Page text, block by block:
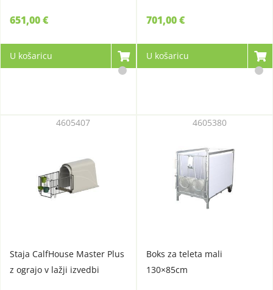
651,00 €
U košaricu
701,00 €
U košaricu
Staja CalfHouse Master Plus
z ograjo v lažji izvedbi
4605407
Boks za teleta mali
130×85cm
4605380